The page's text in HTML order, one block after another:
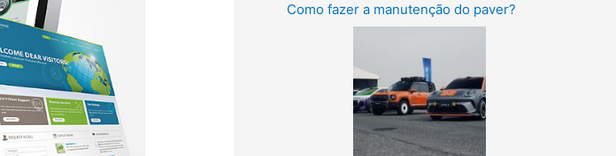
Como fazer a manutenção do paver?